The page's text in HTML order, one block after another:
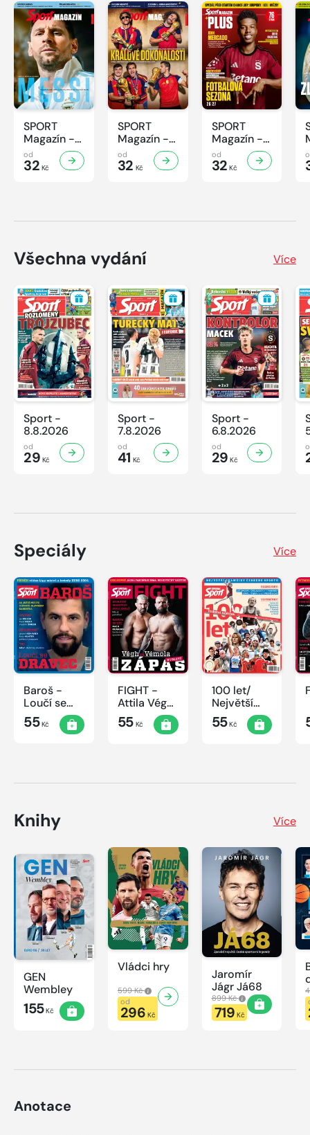
SPORT
Magazín -
32/2026
od
32 Kč
SPORT
Magazín -
31/2026
od
32 Kč
SPORT
Magazín -
30/2026
od
32 Kč
Všechna vydání Více
Sport -
8.8.2026
od
29 Kč
Sport -
7.8.2026
od
41 Kč
Sport -
6.8.2026
od
29 Kč
Speciály Více
Baroš -
Loučí se
dravec
55Kč
FIGHT -
Attila Végh
vs. Karlos
Vémola
55Kč
100 let/
Největší
okamžiky
českého
55Kč
Knihy Více
GEN
Wembley
155Kč
Vládci hry
599 Kč
od
296 Kč
Jaromír
Jágr Já68
899 Kč
719 Kč
Anotace